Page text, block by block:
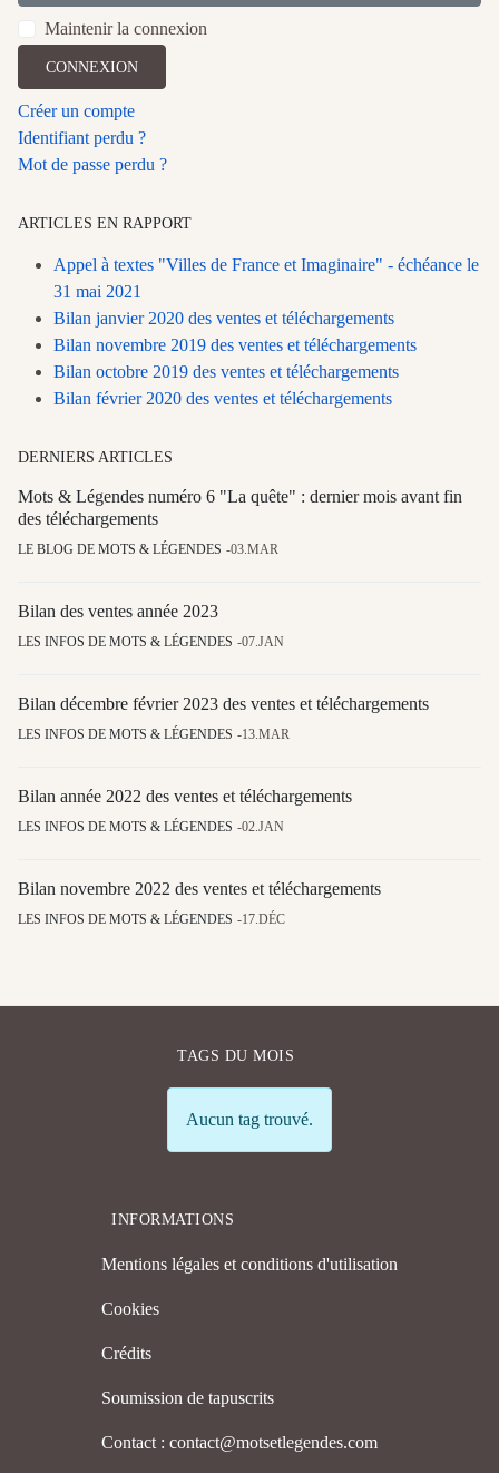
Maintenir la connexion
CONNEXION
Créer un compte
Identifiant perdu ?
Mot de passe perdu ?
ARTICLES EN RAPPORT
Appel à textes "Villes de France et Imaginaire" - échéance le
31 mai 2021
Bilan janvier 2020 des ventes et téléchargements
Bilan novembre 2019 des ventes et téléchargements
Bilan octobre 2019 des ventes et téléchargements
Bilan février 2020 des ventes et téléchargements
DERNIERS ARTICLES
Mots & Légendes numéro 6 "La quête" : dernier mois avant fin
des téléchargements
LE BLOG DE MOTS & LÉGENDES 03.MAR
Bilan des ventes année 2023
LES INFOS DE MOTS & LÉGENDES 07.JAN
Bilan décembre février 2023 des ventes et téléchargements
LES INFOS DE MOTS & LÉGENDES 13.MAR
Bilan année 2022 des ventes et téléchargements
LES INFOS DE MOTS & LÉGENDES 02.JAN
Bilan novembre 2022 des ventes et téléchargements
LES INFOS DE MOTS & LÉGENDES 17.DÉC
TAGS DU MOIS
Info
Aucun tag trouvé.
INFORMATIONS
Mentions légales et conditions d'utilisation
Cookies
Crédits
Soumission de tapuscrits
Contact : contact@motsetlegendes.com